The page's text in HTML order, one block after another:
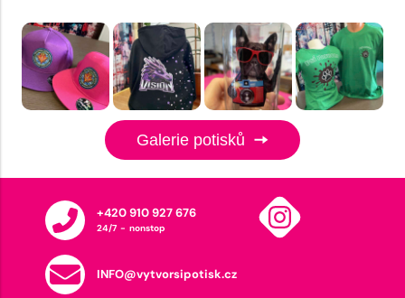
Galerie potisků
+420 910 927 676
24/7 - nonstop
INFO@vytvorsipotisk.cz